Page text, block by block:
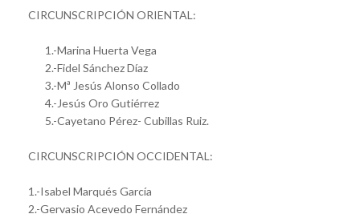
CIRCUNSCRIPCIÓN ORIENTAL:
1.-Marina Huerta Vega
2.-Fidel Sánchez Díaz
3.-Mª Jesús Alonso Collado
4.-Jesús Oro Gutiérrez
5.-Cayetano Pérez- Cubillas Ruiz.
CIRCUNSCRIPCIÓN OCCIDENTAL:
1.-Isabel Marqués García
2.-Gervasio Acevedo Fernández